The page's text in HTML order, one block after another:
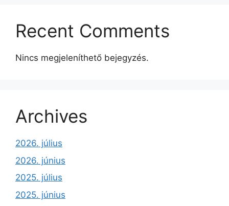
Recent Comments
Nincs megjeleníthető bejegyzés.
Archives
2026. július
2026. június
2025. július
2025. június